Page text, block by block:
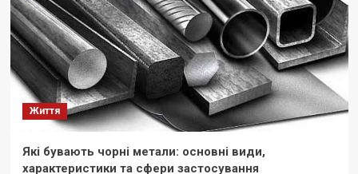
Життя
Які бувають чорні метали: основні види,
характеристики та сфери застосування